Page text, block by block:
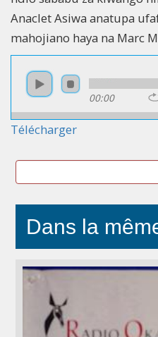
Anaclet Asiwa anatupa
mahojiano haya na Marc
00:00
Télécharger
Dans la